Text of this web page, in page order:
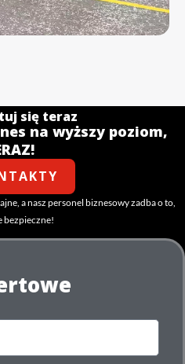
się teraz
na wyższy poziom,
a nasz personel biznesowy zadba o to,
bezpieczne!